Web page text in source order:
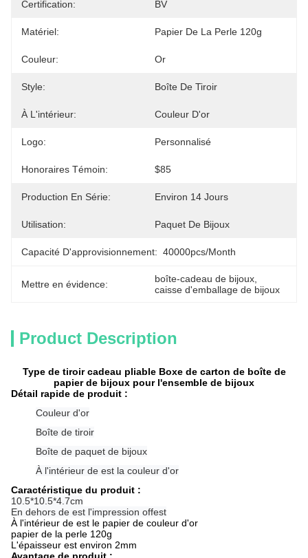
Certification: BV
Matériel: Papier De La Perle 120g
Couleur: Or
Style: Boîte De Tiroir
À L'intérieur: Couleur D'or
Logo: Personnalisé
Honoraires Témoin: $85
Production En Série: Environ 14 Jours
Utilisation: Paquet De Bijoux
Capacité D'approvisionnement: 40000pcs/month
Mettre en évidence: boîte-cadeau de bijoux
caisse d'emballage de bijoux
Product Description
Type de tiroir cadeau pliable Boxe de carton de boîte de
papier de bijoux pour l'ensemble de bijoux
Détail rapide de produit :
Couleur d'or
Boîte de tiroir
Boîte de paquet de bijoux
À l'intérieur de est la couleur d'or
Caractéristique du produit :
10.5*10.5*4.7cm
En dehors de est l'impression offest
À l'intérieur de est le papier de couleur d'or
papier de la perle 120g
L'épaisseur est environ 2mm